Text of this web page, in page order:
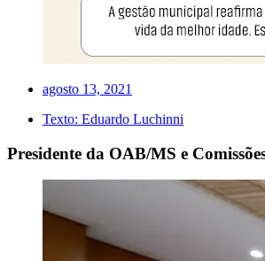
agosto 13, 2021
Texto: Eduardo Luchinni
Presidente da OAB/MS e